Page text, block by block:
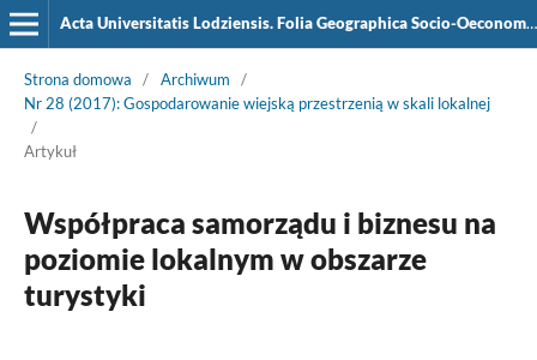
Acta Universitatis Lodziensis. Folia Geographica Socio-Oeconomica
Strona domowa / Archiwum
/
Nr 28 (2017): Gospodarowanie wiejską przestrzenią w skali lokalnej
/
Artykuł
Współpraca samorządu i biznesu na
poziomie lokalnym w obszarze
turystyki